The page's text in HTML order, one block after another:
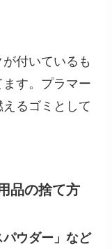
付いているも
す。プラマー
るゴミとして
品の捨て方
パウダー」など